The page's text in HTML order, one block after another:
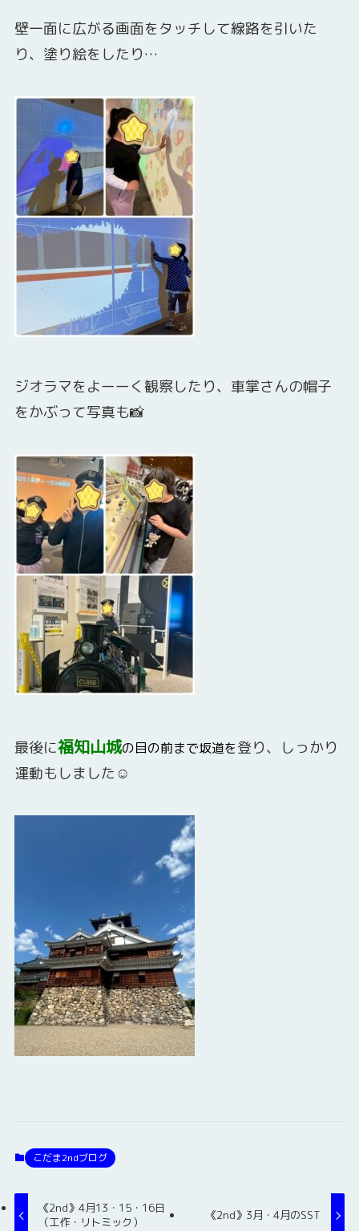
壁一面に広がる画面をタッチして線路を引いた
り、塗り絵をしたり…
ジオラマをよーーく観察したり、車掌さんの帽子
をかぶって写真も📸
最後に福知山城の目の前まで坂道を登り、しっかり
運動もしました☺
こだま2ndブログ
《2nd》4月13・15・16日
（工作・リトミック）
《2nd》3月・4月のSST